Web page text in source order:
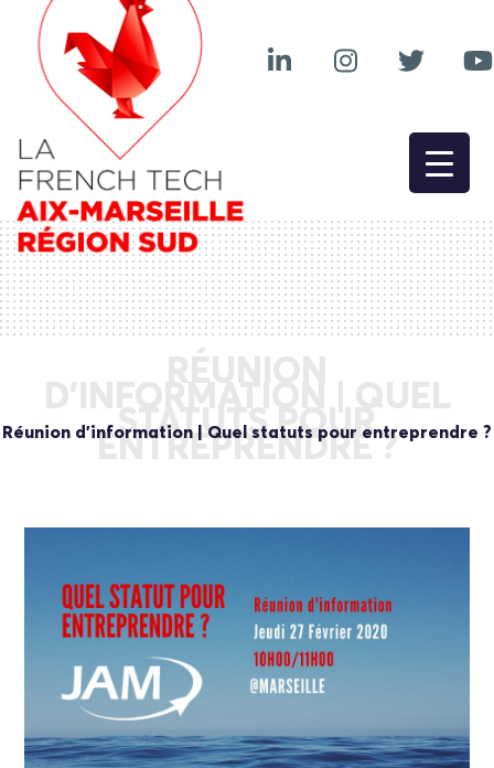
RÉUNION
D’INFORMATION | QUEL
STATUTS POUR
ENTREPRENDRE ?
Réunion d’information | Quel statuts pour entreprendre ?